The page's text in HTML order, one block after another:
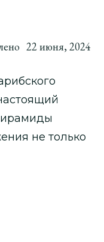
22 июня, 2024
не только